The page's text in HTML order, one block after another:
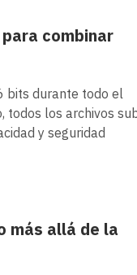
combinar
bits durante todo el
todos los archivos
y seguridad
más allá de la